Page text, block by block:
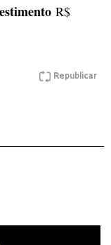
R$
Republicar